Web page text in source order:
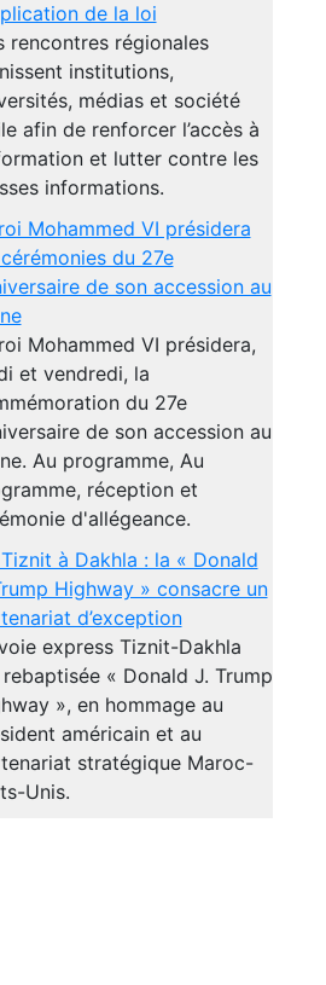
de la loi
rencontres régionales
institutions,
médias et société
afin de renforcer l’accès à
et lutter contre les
informations.
Mohammed VI présidera
du 27e
de son accession au
Mohammed VI présidera,
et vendredi, la
du 27e
de son accession au
Au programme, Au
réception et
d'allégeance.
à Dakhla : la « Donald
Highway » consacre un
d’exception
express Tiznit-Dakhla
« Donald J. Trump
», en hommage au
américain et au
stratégique Maroc-
Unis.